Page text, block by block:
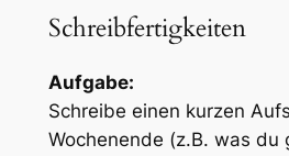
Schreibfertigkeiten
Aufgabe:
Schreibe einen kurzen
Wochenende (z.B. was du